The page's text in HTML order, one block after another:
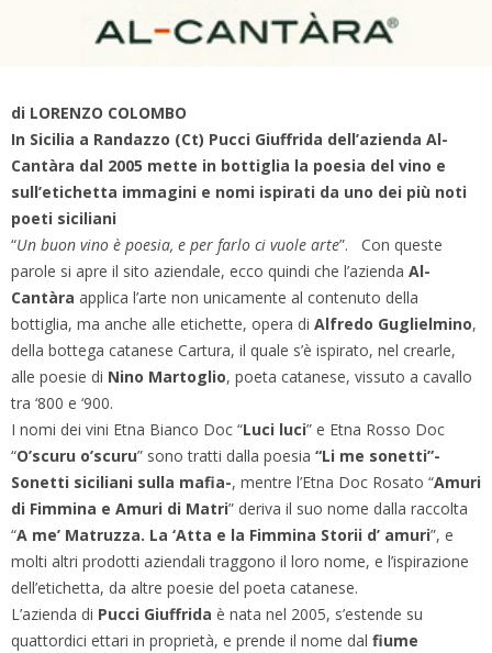
di LORENZO COLOMBO
In Sicilia a Randazzo (Ct) Pucci Giuffrida dell’azienda Al-
Cantàra dal 2005 mette in bottiglia la poesia del vino e
sull’etichetta immagini e nomi ispirati da uno dei più noti
poeti siciliani
“Un buon vino è poesia, e per farlo ci vuole arte”. Con queste
parole si apre il sito aziendale, ecco quindi che l’azienda Al-
Cantàra applica l’arte non unicamente al contenuto della
bottiglia, ma anche alle etichette, opera di Alfredo Guglielmino,
della bottega catanese Cartura, il quale s’è ispirato, nel crearle,
alle poesie di Nino Martoglio, poeta catanese, vissuto a cavallo
tra ‘800 e ‘900.
I nomi dei vini Etna Bianco Doc “Luci luci” e Etna Rosso Doc
“O’scuru o’scuru” sono tratti dalla poesia “Li me sonetti”-
Sonetti siciliani sulla mafia-, mentre l’Etna Doc Rosato “Amuri
di Fimmina e Amuri di Matri” deriva il suo nome dalla raccolta
“A me’ Matruzza. La ‘Atta e la Fimmina Storii d’ amuri”, e
molti altri prodotti aziendali traggono il loro nome, e l’ispirazione
dell’etichetta, da altre poesie del poeta catanese.
L’azienda di Pucci Giuffrida è nata nel 2005, s’estende su
quattordici ettari in proprietà, e prende il nome dal fiume